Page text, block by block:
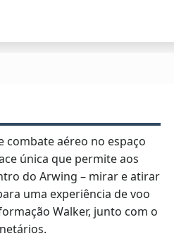
combate aéreo no espaço
única que permite aos
do Arwing – mirar e atirar
uma experiência de voo
Walker, junto com o